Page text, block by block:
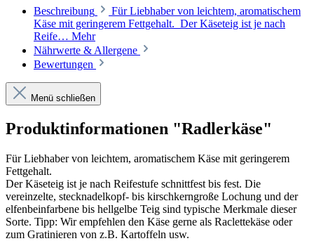
Beschreibung
Für Liebhaber von leichtem, aromatischem
Käse mit geringerem Fettgehalt. Der Käseteig ist je nach
Reife… Mehr
Nährwerte & Allergene
Bewertungen
Menü schließen
Produktinformationen "Radlerkäse"
Für Liebhaber von leichtem, aromatischem Käse mit geringerem
Fettgehalt.
Der Käseteig ist je nach Reifestufe schnittfest bis fest. Die
vereinzelte, stecknadelkopf- bis kirschkerngroße Lochung und der
elfenbeinfarbene bis hellgelbe Teig sind typische Merkmale dieser
Sorte. Tipp: Wir empfehlen den Käse gerne als Raclettekäse oder
zum Gratinieren von z.B. Kartoffeln usw.